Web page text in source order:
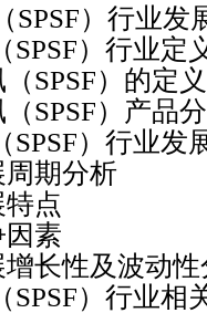
SPSF）行业发
）行业定
）的定义
）产品
）行业发
分析
点
素
性及波动性
）行业相